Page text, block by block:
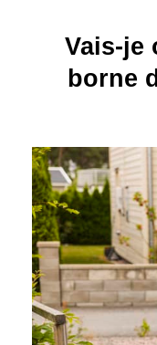
Vais-je
borne